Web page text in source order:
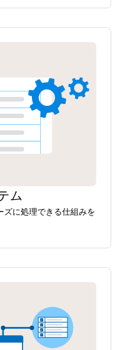
ム
ズに処理できる仕組みを